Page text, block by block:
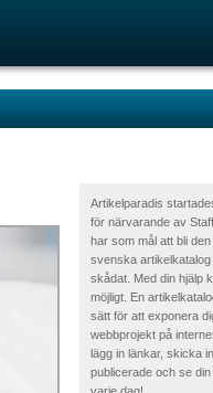
Artikelparadis
för närvarande av
har som mål att bli
svenska
skådat. Med din hjälp
möjligt. En
sätt för att exponera
webbprojekt på
lägg in länkar, skicka
publicerade och se